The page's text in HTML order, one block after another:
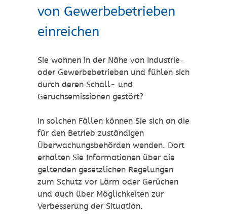
von Gewerbebetrieben
einreichen
Sie wohnen in der Nähe von Industrie-
oder Gewerbebetrieben und fühlen sich
durch deren Schall- und
Geruchsemissionen gestört?
In solchen Fällen können Sie sich an die
für den Betrieb zuständigen
Überwachungsbehörden wenden. Dort
erhalten Sie Informationen über die
geltenden gesetzlichen Regelungen
zum Schutz vor Lärm oder Gerüchen
und auch über Möglichkeiten zur
Verbesserung der Situation.